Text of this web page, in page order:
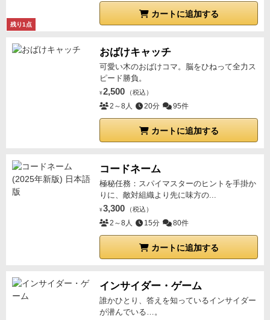
残り1点
カートに追加する
おばけキャッチ
可愛い木のおばけコマ。脳をひねって全力ス
ピード勝負。
¥ 2,500 （税込）
2～8人 20分 95件
カートに追加する
コードネーム
極秘任務：スパイマスターのヒントを手掛か
りに、敵対組織より先に味方の...
¥ 3,300 （税込）
2～8人 15分 80件
カートに追加する
インサイダー・ゲーム
誰かひとり、答えを知っているインサイダー
が潜んでいる…。